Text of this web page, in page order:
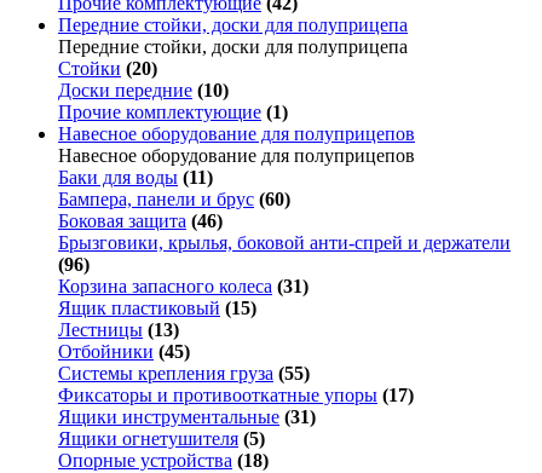
Передние стойки, доски для полуприцепа
Передние стойки, доски для полуприцепа
Стойки (20)
Доски передние (10)
Прочие комплектующие (1)
Навесное оборудование для полуприцепов
Навесное оборудование для полуприцепов
Баки для воды (11)
Бампера, панели и брус (60)
Боковая защита (46)
Брызговики, крылья, боковой анти-спрей и держатели
(96)
Корзина запасного колеса (31)
Ящик пластиковый (15)
Лестницы (13)
Отбойники (45)
Системы крепления груза (55)
Фиксаторы и противооткатные упоры (17)
Ящики инструментальные (31)
Ящики огнетушителя (5)
Опорные устройства (18)